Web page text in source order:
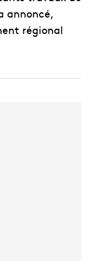
annoncé,
régional